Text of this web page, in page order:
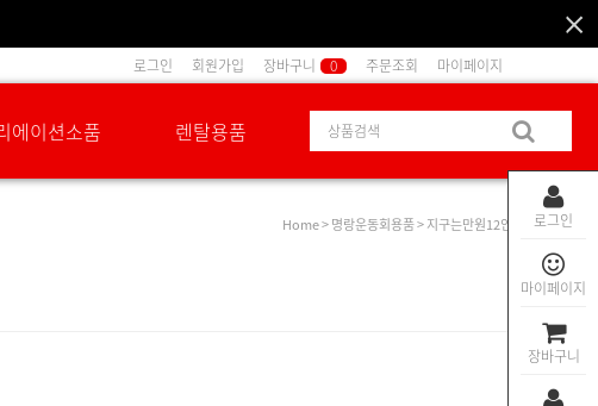
로그인
마이페이지
장바구니
로그인 회원가입 장바구니 0 주문조회 마이페이지
에이션소품 렌탈용품
Home>명랑운동회용품> 지구는만원12인